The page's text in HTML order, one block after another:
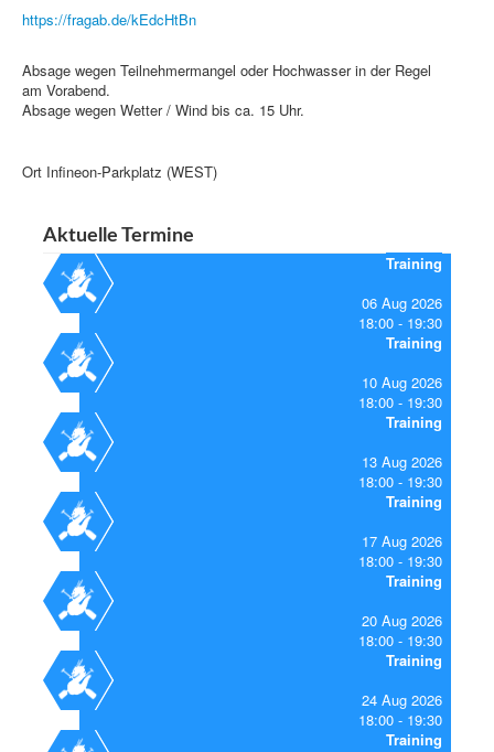
https://fragab.de/kEdcHtBn
Absage wegen Teilnehmermangel oder Hochwasser in der Regel
am Vorabend.
Absage wegen Wetter / Wind bis ca. 15 Uhr.
Ort Infineon-Parkplatz (WEST)
Aktuelle Termine
Training
06 Aug 2026
18:00
19:30
Training
10 Aug 2026
18:00
19:30
Training
13 Aug 2026
18:00
19:30
Training
17 Aug 2026
18:00
19:30
Training
20 Aug 2026
18:00
19:30
Training
24 Aug 2026
18:00
19:30
Training